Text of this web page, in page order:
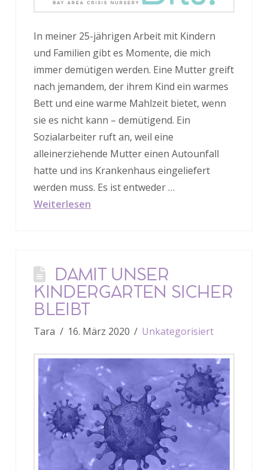
In meiner 25-jährigen Arbeit mit Kindern
und Familien gibt es Momente, die mich
immer demütigen werden. Eine Mutter greift
nach jemandem, der ihrem Kind ein warmes
Bett und eine warme Mahlzeit bietet, wenn
sie es nicht kann – demütigend. Ein
Sozialarbeiter ruft an, weil eine
alleinerziehende Mutter einen Autounfall
hatte und ins Krankenhaus eingeliefert
werden muss. Es ist entweder …
Weiterlesen
DAMIT UNSER
KINDERGARTEN SICHER
BLEIBT
Tara 16. März 2020 Unkategorisiert